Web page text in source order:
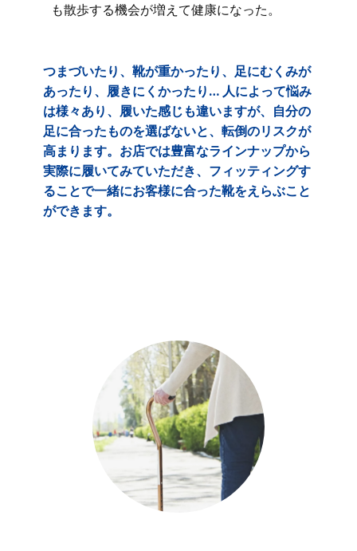
も散歩する機会が増えて健康になった。
つまづいたり、靴が重かったり、足にむくみが
あったり、履きにくかったり… 人によって悩み
は様々あり、履いた感じも違いますが、自分の
足に合ったものを選ばないと、転倒のリスクが
高まります。お店では豊富なラインナップから
実際に履いてみていただき、フィッティングす
ることで一緒にお客様に合った靴をえらぶこと
ができます。